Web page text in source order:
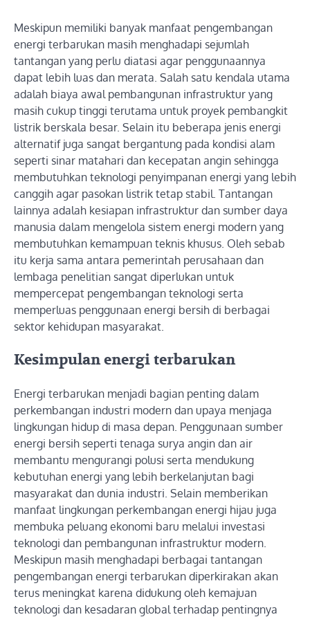
Meskipun memiliki banyak manfaat pengembangan
energi terbarukan masih menghadapi sejumlah
tantangan yang perlu diatasi agar penggunaannya
dapat lebih luas dan merata. Salah satu kendala utama
adalah biaya awal pembangunan infrastruktur yang
masih cukup tinggi terutama untuk proyek pembangkit
listrik berskala besar. Selain itu beberapa jenis energi
alternatif juga sangat bergantung pada kondisi alam
seperti sinar matahari dan kecepatan angin sehingga
membutuhkan teknologi penyimpanan energi yang lebih
canggih agar pasokan listrik tetap stabil. Tantangan
lainnya adalah kesiapan infrastruktur dan sumber daya
manusia dalam mengelola sistem energi modern yang
membutuhkan kemampuan teknis khusus. Oleh sebab
itu kerja sama antara pemerintah perusahaan dan
lembaga penelitian sangat diperlukan untuk
mempercepat pengembangan teknologi serta
memperluas penggunaan energi bersih di berbagai
sektor kehidupan masyarakat.
Kesimpulan energi terbarukan
Energi terbarukan menjadi bagian penting dalam
perkembangan industri modern dan upaya menjaga
lingkungan hidup di masa depan. Penggunaan sumber
energi bersih seperti tenaga surya angin dan air
membantu mengurangi polusi serta mendukung
kebutuhan energi yang lebih berkelanjutan bagi
masyarakat dan dunia industri. Selain memberikan
manfaat lingkungan perkembangan energi hijau juga
membuka peluang ekonomi baru melalui investasi
teknologi dan pembangunan infrastruktur modern.
Meskipun masih menghadapi berbagai tantangan
pengembangan energi terbarukan diperkirakan akan
terus meningkat karena didukung oleh kemajuan
teknologi dan kesadaran global terhadap pentingnya